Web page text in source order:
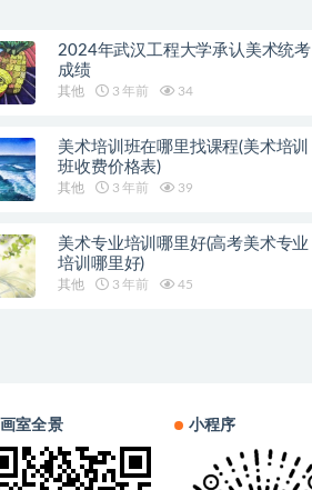
2024年武汉工程大学承认美术统考
成绩
其他 3 年前 34
美术培训班在哪里找课程(美术培训
班收费价格表)
其他 3 年前 39
美术专业培训哪里好(高考美术专业
培训哪里好)
其他 3 年前 45
画室全景 小程序